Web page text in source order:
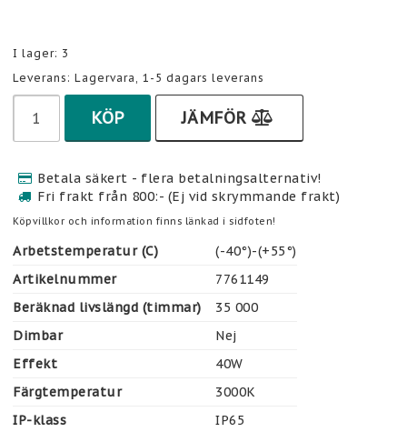
I lager: 3
Leverans: Lagervara, 1-5 dagars leverans
KÖP JÄMFÖR
Betala säkert - flera betalningsalternativ!
Fri frakt från 800:- (Ej vid skrymmande frakt)
Köpvillkor och information finns länkad i sidfoten!
Arbetstemperatur (C)
(-40°)-(+55°)
Artikelnummer
7761149
Beräknad livslängd (timmar)
35 000
Dimbar
Nej
Effekt
40W
Färgtemperatur
3000K
IP-klass
IP65